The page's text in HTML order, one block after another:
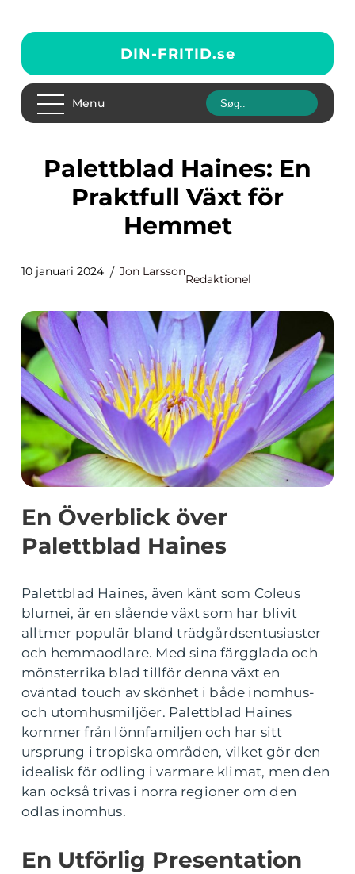
DIN-FRITID.se
Menu
Palettblad Haines: En
Praktfull Växt för
Hemmet
10 januari 2024 Jon Larsson
Redaktionel
En Överblick över
Palettblad Haines
Palettblad Haines, även känt som Coleus
blumei, är en slående växt som har blivit
alltmer populär bland trädgårdsentusiaster
och hemmaodlare. Med sina färgglada och
mönsterrika blad tillför denna växt en
oväntad touch av skönhet i både inomhus-
och utomhusmiljöer. Palettblad Haines
kommer från lönnfamiljen och har sitt
ursprung i tropiska områden, vilket gör den
idealisk för odling i varmare klimat, men den
kan också trivas i norra regioner om den
odlas inomhus.
En Utförlig Presentation